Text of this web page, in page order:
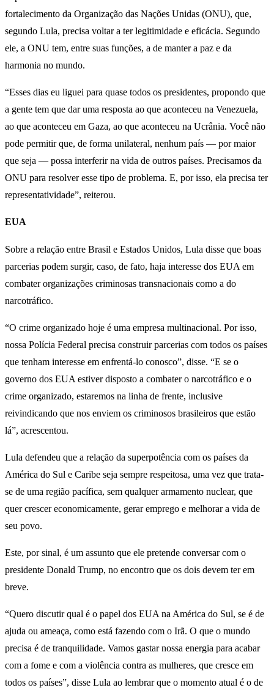
fortalecimento da Organização das Nações Unidas (ONU), que,
segundo Lula, precisa voltar a ter legitimidade e eficácia. Segundo
ele, a ONU tem, entre suas funções, a de manter a paz e da
harmonia no mundo.
“Esses dias eu liguei para quase todos os presidentes, propondo que
a gente tem que dar uma resposta ao que aconteceu na Venezuela,
ao que aconteceu em Gaza, ao que aconteceu na Ucrânia. Você não
pode permitir que, de forma unilateral, nenhum país — por maior
que seja — possa interferir na vida de outros países. Precisamos da
ONU para resolver esse tipo de problema. E, por isso, ela precisa ter
representatividade”, reiterou.
EUA
Sobre a relação entre Brasil e Estados Unidos, Lula disse que boas
parcerias podem surgir, caso, de fato, haja interesse dos EUA em
combater organizações criminosas transnacionais como a do
narcotráfico.
“O crime organizado hoje é uma empresa multinacional. Por isso,
nossa Polícia Federal precisa construir parcerias com todos os países
que tenham interesse em enfrentá-lo conosco”, disse. “E se o
governo dos EUA estiver disposto a combater o narcotráfico e o
crime organizado, estaremos na linha de frente, inclusive
reivindicando que nos enviem os criminosos brasileiros que estão
lá”, acrescentou.
Lula defendeu que a relação da superpotência com os países da
América do Sul e Caribe seja sempre respeitosa, uma vez que trata-
se de uma região pacífica, sem qualquer armamento nuclear, que
quer crescer economicamente, gerar emprego e melhorar a vida de
seu povo.
Este, por sinal, é um assunto que ele pretende conversar com o
presidente Donald Trump, no encontro que os dois devem ter em
breve.
“Quero discutir qual é o papel dos EUA na América do Sul, se é de
ajuda ou ameaça, como está fazendo com o Irã. O que o mundo
precisa é de tranquilidade. Vamos gastar nossa energia para acabar
com a fome e com a violência contra as mulheres, que cresce em
todos os países”, disse Lula ao lembrar que o momento atual é o de